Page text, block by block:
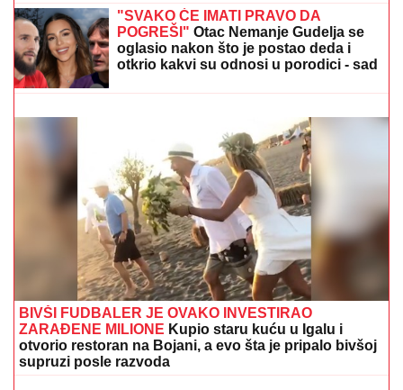
da se brani sa slobode: "Verujem da bi
i on to uradio za mene", ovo su svi
detalji
STRAHINjA PAVLOVIĆ OSTAO BEZ SAIGRAČA:
Francuz se seli u Katar
"SVAKO ĆE IMATI PRAVO DA
POGREŠI"Otac Nemanje Gudelja se
oglasio nakon što je postao deda i
otkrio kakvi su odnosi u porodici - sad
je sve jasno